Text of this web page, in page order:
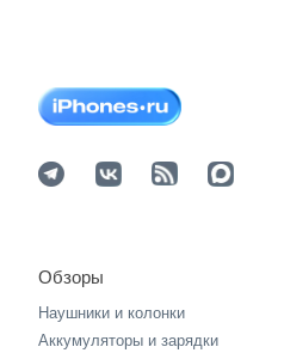
Обзоры
Наушники и колонки
Аккумуляторы и зарядки